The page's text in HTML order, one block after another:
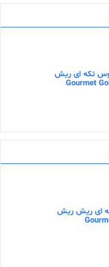
تکه ای ریش
ای ریش ریش